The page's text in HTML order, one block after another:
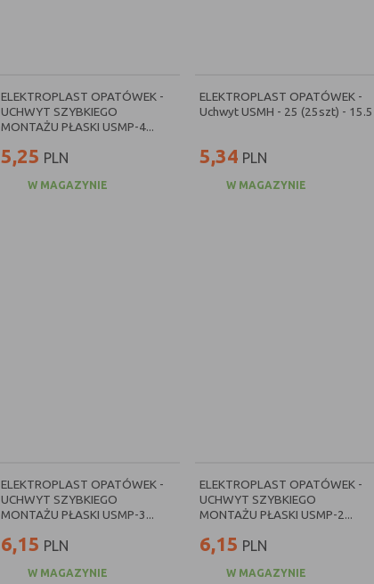
ELEKTROPLAST OPATÓWEK -
UCHWYT SZYBKIEGO
MONTAŻU PŁASKI USMP-4...
5,25 PLN
W MAGAZYNIE
ELEKTROPLAST OPATÓWEK -
Uchwyt USMH - 25 (25szt) - 15.5
5,34 PLN
W MAGAZYNIE
ELEKTROPLAST OPATÓWEK -
UCHWYT SZYBKIEGO
MONTAŻU PŁASKI USMP-3...
6,15 PLN
W MAGAZYNIE
ELEKTROPLAST OPATÓWEK -
UCHWYT SZYBKIEGO
MONTAŻU PŁASKI USMP-2...
6,15 PLN
W MAGAZYNIE